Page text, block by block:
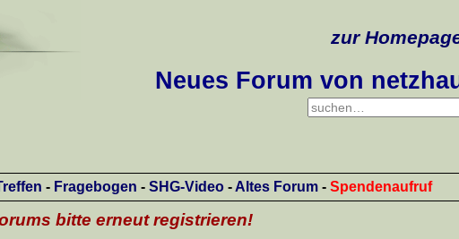
zur
Neues Forum von
- Fragebogen - SHG-Video -Altes Forum - Spendenaufruf
bitte erneut registrieren!